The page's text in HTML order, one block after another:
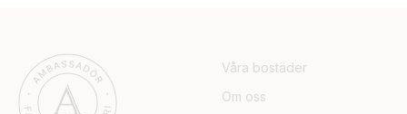
Våra bostäder
Om oss